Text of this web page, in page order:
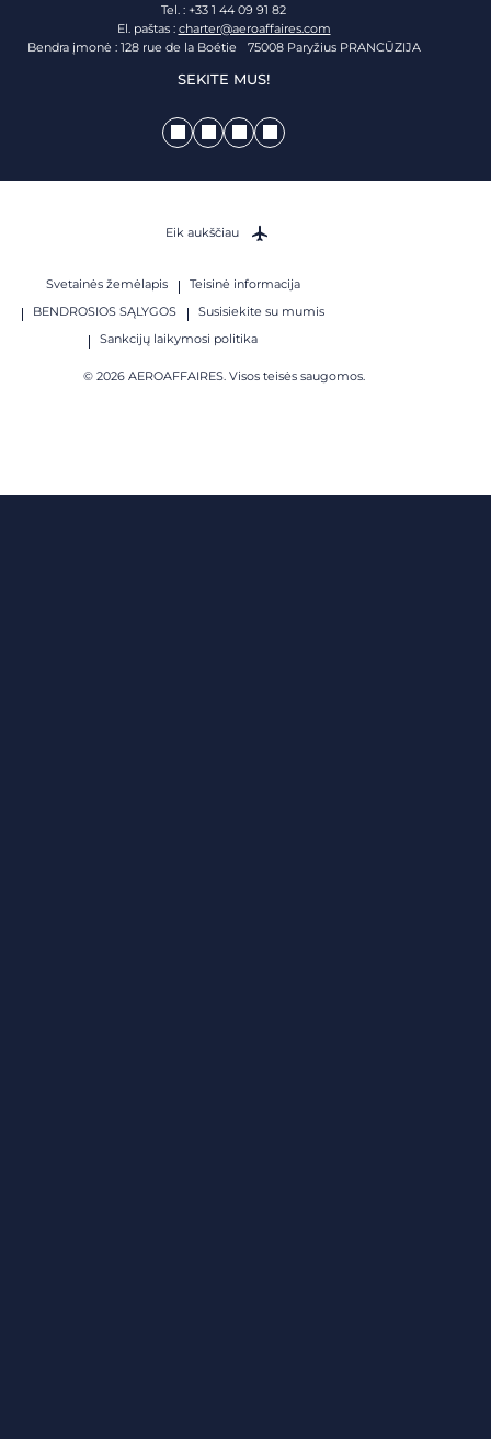
Tel. : +33 1 44 09 91 82
El. paštas : charter@aeroaffaires.com
Bendra įmonė : 128 rue de la Boétie 75008 Paryžius PRANCŪZIJA
SEKITE MUS!
Svetainės žemėlapis
Teisinė informacija
BENDROSIOS SĄLYGOS
Susisiekite su mumis
Sankcijų laikymosi politika
© 2026 AEROAFFAIRES. Visos teisės saugomos.
Eik aukščiau